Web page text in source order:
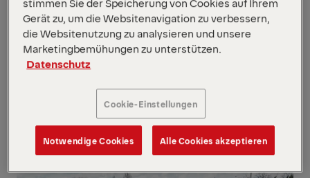
springen
Zum
Inhalt
springen
Gerät zu, um die Websitenavigation zu verbessern,
die Websitenutzung zu analysieren und unsere
Marketingbemühungen zu unterstützen.
Datenschutz
Cookie-Einstellungen
Notwendige Cookies Alle Cookies akzeptieren